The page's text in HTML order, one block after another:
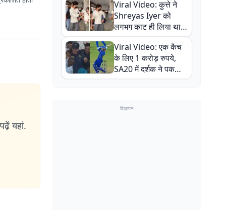
यहां.
Video वायरल
Viral Video: कुत्ते ने
Shreyas Iyer को
लगभग काट ही लिया था,
न्यूजीलैंड सीरीज से पहले
बाल-बाल बचे
Viral Video: एक कैच
के लिए 1 करोड़ रुपये,
SA20 में दर्शक ने पकड़ा
एक हाथ से गजब का कैच
विज्ञापन